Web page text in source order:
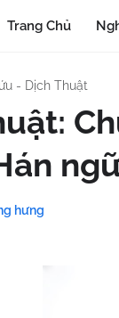
Trang Chủ
- Dịch Thuật
hưng